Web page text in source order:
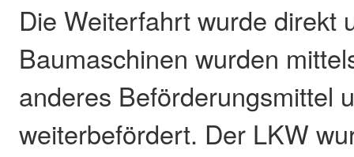
Die Weiterfahrt wurde direkt
Baumaschinen wurden
anderes Beförderungsmittel
weiterbefördert. Der LKW